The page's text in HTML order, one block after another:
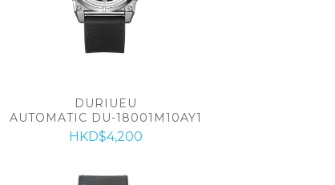
DURIUEU
AUTOMATIC DU-18001M10AY1
HKD$4,200